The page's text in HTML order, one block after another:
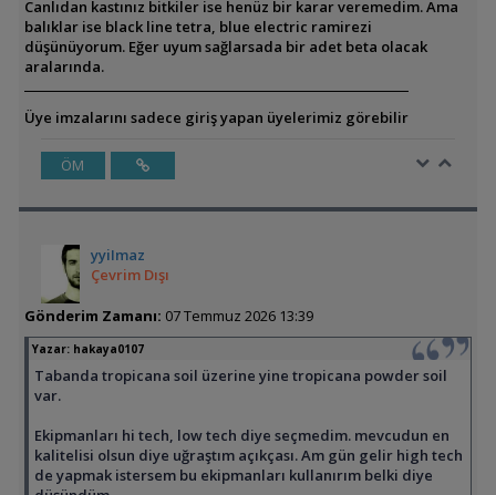
Canlıdan kastınız bitkiler ise henüz bir karar veremedim. Ama
balıklar ise black line tetra, blue electric ramirezi
düşünüyorum. Eğer uyum sağlarsada bir adet beta olacak
aralarında.
Üye imzalarını sadece giriş yapan üyelerimiz görebilir
ÖM
yyiImaz
Çevrim Dışı
Gönderim Zamanı: 07 Temmuz 2026 13:39
Yazar: hakaya0107
Tabanda tropicana soil üzerine yine tropicana powder soil
var.
Ekipmanları hi tech, low tech diye seçmedim. mevcudun en
kalitelisi olsun diye uğraştım açıkçası. Am gün gelir high tech
de yapmak istersem bu ekipmanları kullanırım belki diye